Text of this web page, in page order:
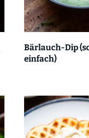
Bärlauch-Dip
einfach)